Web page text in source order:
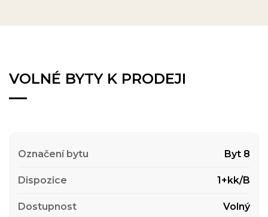
VOLNÉ BYTY K PRODEJI
Byt 8
1+kk/B
Volný